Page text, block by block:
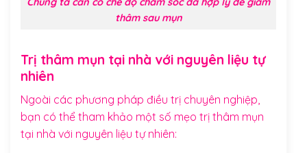
thâm sau mụn
Trị thâm mụn tại nhà với nguyên liệu tự
nhiên
Ngoài các phương pháp điều trị chuyên nghiệp,
bạn có thể tham khảo một số mẹo trị thâm mụn
tại nhà với nguyên liệu tự nhiên: